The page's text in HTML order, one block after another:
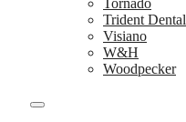
Trident Dental
Visiano
W&H
Woodpecker